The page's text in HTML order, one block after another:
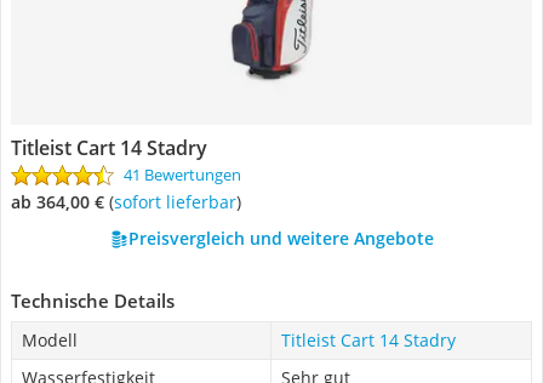
Titleist Cart 14 Stadry
41 Bewertungen
ab 364,00 € ( Sofort lieferbar)
Preisvergleich und weitere Angebote
Technische Details
Modell
Titleist Cart 14 Stadry
Wasserfestigkeit
Sehr gut